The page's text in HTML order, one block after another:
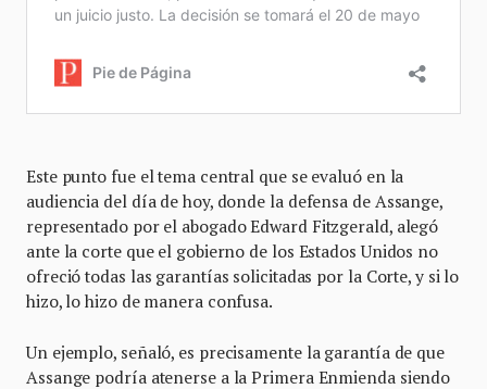
Este punto fue el tema central que se evaluó en la
audiencia del día de hoy, donde la defensa de Assange,
representado por el abogado Edward Fitzgerald, alegó
ante la corte que el gobierno de los Estados Unidos no
ofreció todas las garantías solicitadas por la Corte, y si lo
hizo, lo hizo de manera confusa.
Un ejemplo, señaló, es precisamente la garantía de que
Assange podría atenerse a la Primera Enmienda siendo